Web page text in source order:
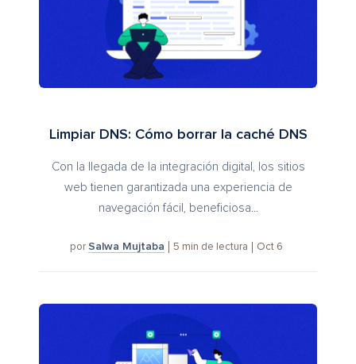
Limpiar DNS: Cómo borrar la caché DNS
Con la llegada de la integración digital, los sitios
web tienen garantizada una experiencia de
navegación fácil, beneficiosa...
por Salwa Mujtaba 5 min de lectura Oct 6